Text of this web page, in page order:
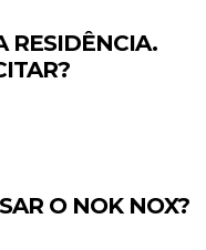
RESIDÊNCIA.
O NOK NOX?